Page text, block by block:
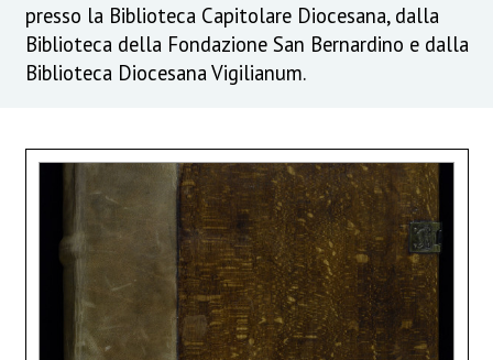
presso la Biblioteca Capitolare Diocesana, dalla
Biblioteca della Fondazione San Bernardino e dalla
Biblioteca Diocesana Vigilianum.